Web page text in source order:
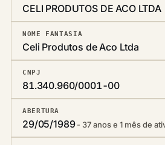
CELI PRODUTOS DE ACO LTDA
NOME FANTASIA
Celi Produtos de Aco Ltda
CNPJ
81.340.960/0001-00
ABERTURA
29/05/1989 37 anos e 1 mês de